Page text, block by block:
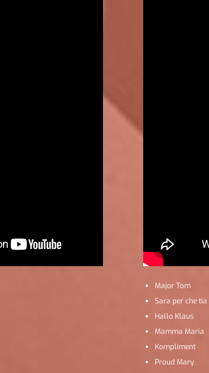
Major Tom
Sara per che
Hallo Klaus
Mamma Maria
Kompliment
Proud Mary